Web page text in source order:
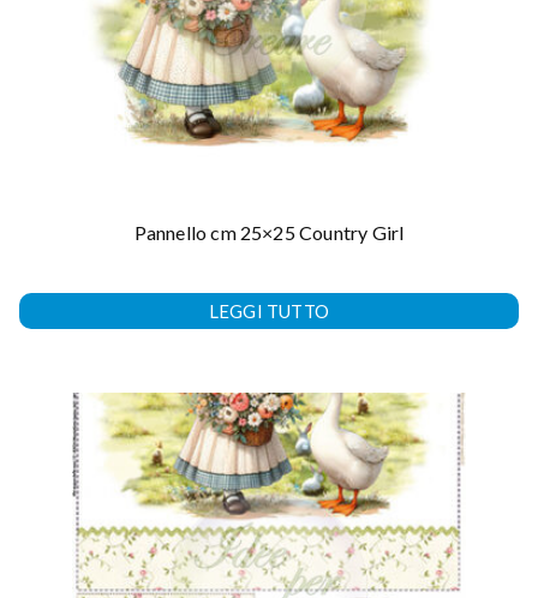
Pannello cm 25×25 Country Girl
LEGGI TUTTO